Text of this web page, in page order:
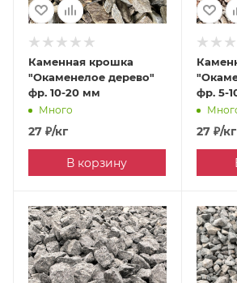
Каменная крошка
"Окаменелое дерево"
фр. 10-20 мм
Много
27 ₽/кг
В корзину
фр. 5-
27₽/кг